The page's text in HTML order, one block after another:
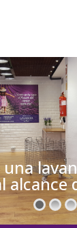
una
alcance